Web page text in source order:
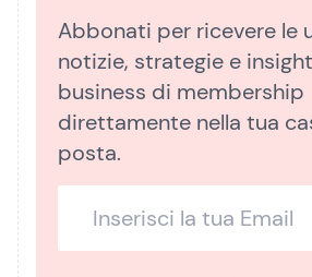
Abbonati per ricevere le
notizie, strategie e
business di membership
direttamente nella tua
posta.